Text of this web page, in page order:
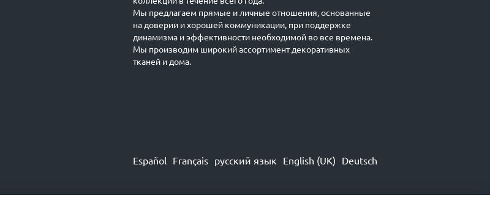
Мы предлагаем прямые и личные отношения, основанные
на доверии и хорошей коммуникации, при поддержке
динамизма и эффективности необходимой во все времена.
Мы производим широкий ассортимент декоративных
тканей и дома.
Español Français русский язык English (UK) Deutsch